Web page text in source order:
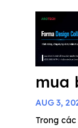
mua
AUG 3,
Trong